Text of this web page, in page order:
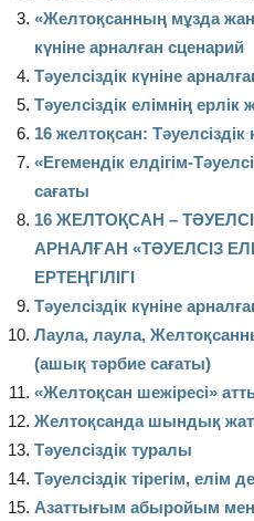
«Желтоқсанның мұзда
күніне арналған сценарий
Тәуелсіздік күніне
Тәуелсіздік елімнің ерлік
16 желтоқсан:
«Егемендік елдігім-
сағаты
16 ЖЕЛТОҚСАН –
АРНАЛҒАН «ТӘУЕЛСІЗ
ЕРТЕҢГІЛІГІ
Тәуелсіздік күніне
Лаула, лаула,
(ашық тәрбие сағаты)
«Желтоқсан шежіресі»
Желтоқсанда шындық
Тәуелсіздік туралы
Тәуелсіздік тірегім, елім
Азаттығым абыройым